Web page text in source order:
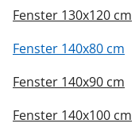
Fenster 130x120 cm
Fenster 140x80 cm
Fenster 140x90 cm
Fenster 140x100 cm